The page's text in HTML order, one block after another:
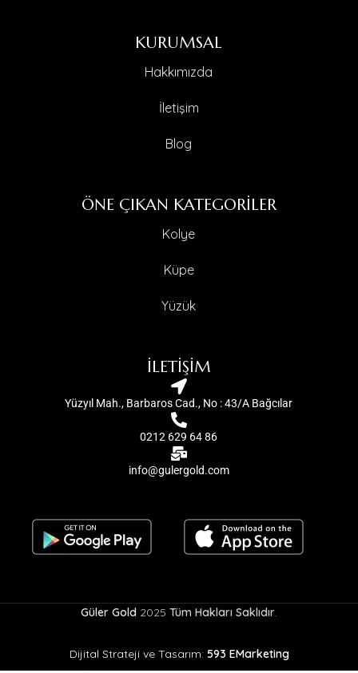
KURUMSAL
Hakkımızda
İletişim
Blog
ÖNE ÇIKAN KATEGORİLER
Kolye
Küpe
Yüzük
İLETİŞİM
Yüzyıl Mah., Barbaros Cad., No : 43/A Bağcılar
0212 629 64 86
info@gulergold.com
Güler Gold 2025 Tüm Hakları Saklıdır.
Dijital Strateji ve Tasarım: 593 EMarketing